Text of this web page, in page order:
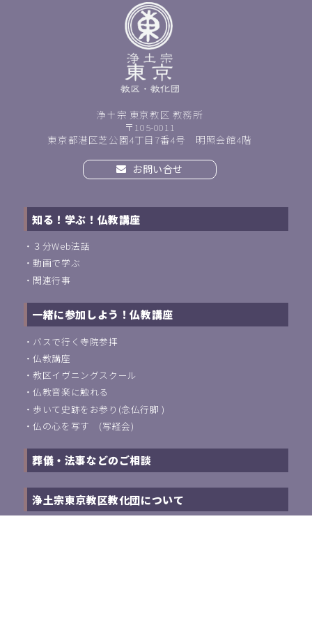
浄土宗 東京教区 教務所
〒105-0011
東京都港区芝公園4丁目7番4号 明照会館4階
お問い合せ
知る！学ぶ！仏教講座
・ ３分Web法話
・動画で学ぶ
・ 関連行事
一緒に参加しよう！仏教講座
・ バスで行く寺院参拝
・仏教講座
・教区イヴニングスクール
・仏教音楽に触れる
・ 歩いて史跡をお参り(念仏行脚 )
・仏の心を写す (写経会)
葬儀・法事などのご相談
浄土宗東京教区教化団について